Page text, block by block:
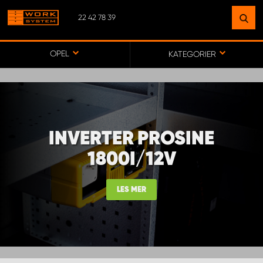
22 42 78 39
OPEL KATEGORIER
INVERTER PROSINE
1800I/12V
LES MER
NÆR DEG
GÅ TIL KARTET
MONTERING BÆRUM
MONTERING FREDRIKSTAD
WORK SYSTEM ALTA